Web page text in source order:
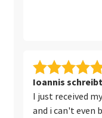
Ioannis schreibt
I just received
and i can't even